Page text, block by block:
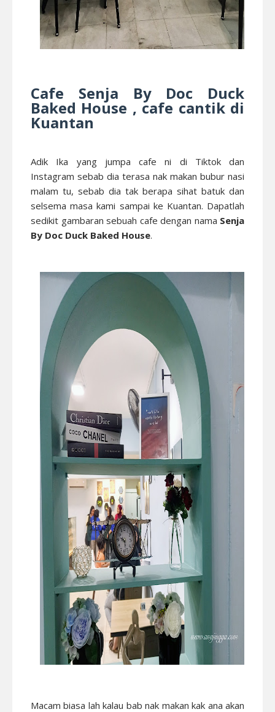
Cafe Senja By Doc Duck
Baked House , cafe cantik di
Kuantan
Adik Ika yang jumpa cafe ni di Tiktok dan
Instagram sebab dia terasa nak makan bubur nasi
malam tu, sebab dia tak berapa sihat batuk dan
selsema masa kami sampai ke Kuantan. Dapatlah
sedikit gambaran sebuah cafe dengan nama Senja
By Doc Duck Baked House.
Macam biasa lah kalau bab nak makan kak ana akan